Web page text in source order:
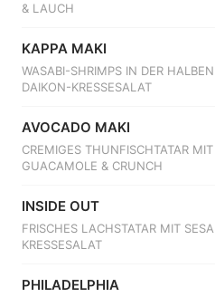
& LAUCH
KAPPA MAKI
WASABI-SHRIMPS IN DER
DAIKON-KRESSESALAT
AVOCADO MAKI
CREMIGES THUNFISCHTATAR
GUACAMOLE & CRUNCH
INSIDE OUT
FRISCHES LACHSTATAR MIT
KRESSESALAT
PHILADELPHIA